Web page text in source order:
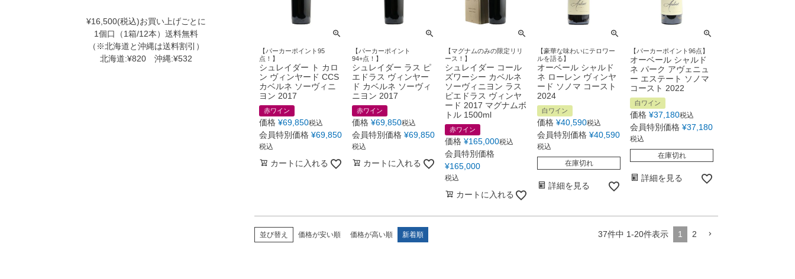
¥16,500(税込)お買い上げごとに
1個口（1箱/12本）送料無料
（※北海道と沖縄は送料割引）
北海道:¥820 沖縄:¥532
【パーカーポイント95
点！】
シュレイダー ト カロ
ン ヴィンヤード CCS
カベルネ ソーヴィニ
ヨン 2017
赤ワイン
価格 ¥69,850税込
会員特別価格 ¥69,850
税込
カートに入れる
【パーカーポイント
94+点！】
シュレイダー ラス ピ
エドラス ヴィンヤー
ド カベルネ ソーヴィ
ニヨン 2017
赤ワイン
価格 ¥69,850税込
会員特別価格 ¥69,850
税込
カートに入れる
【マグナムのみの限定リリ
ース！】
シュレイダー コール
ズワーシー カベルネ
ソーヴィニヨン ラス
ピエドラス ヴィンヤ
ード 2017 マグナムボ
トル 1500ml
赤ワイン
価格 ¥165,000税込
会員特別価格
¥165,000
税込
カートに入れる
【豪華な味わいにテロワー
ルを語る】
オーベール シャルド
ネ ローレン ヴィンヤ
ード ソノマ コースト
2024
白ワイン
価格 ¥40,590税込
会員特別価格 ¥40,590
税込
在庫切れ
詳細を見る
【パーカーポイント96点】
オーベール シャルド
ネ パーク アヴェニュ
ー エステート ソノマ
コースト 2022
白ワイン
価格 ¥37,180税込
会員特別価格 ¥37,180
税込
在庫切れ
詳細を見る
並び替え 価格が安い順 価格が高い順 新着順 37件中 1-20件表示 1 2